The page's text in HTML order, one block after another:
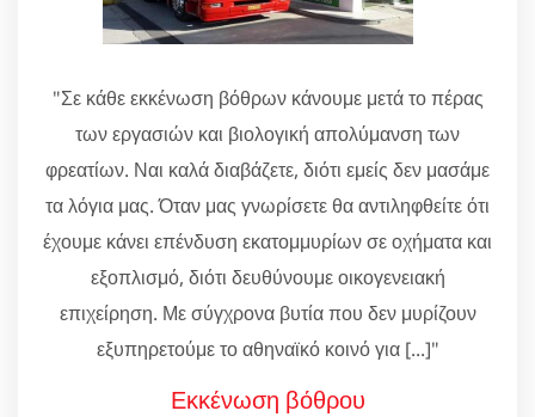
"Σε κάθε εκκένωση βόθρων κάνουμε μετά το πέρας
των εργασιών και βιολογική απολύμανση των
φρεατίων. Ναι καλά διαβάζετε, διότι εμείς δεν μασάμε
τα λόγια μας. Όταν μας γνωρίσετε θα αντιληφθείτε ότι
έχουμε κάνει επένδυση εκατομμυρίων σε οχήματα και
εξοπλισμό, διότι δευθύνουμε οικογενειακή
επιχείρηση. Με σύγχρονα βυτία που δεν μυρίζουν
εξυπηρετούμε το αθηναϊκό κοινό για [...]"
Εκκένωση βόθρου